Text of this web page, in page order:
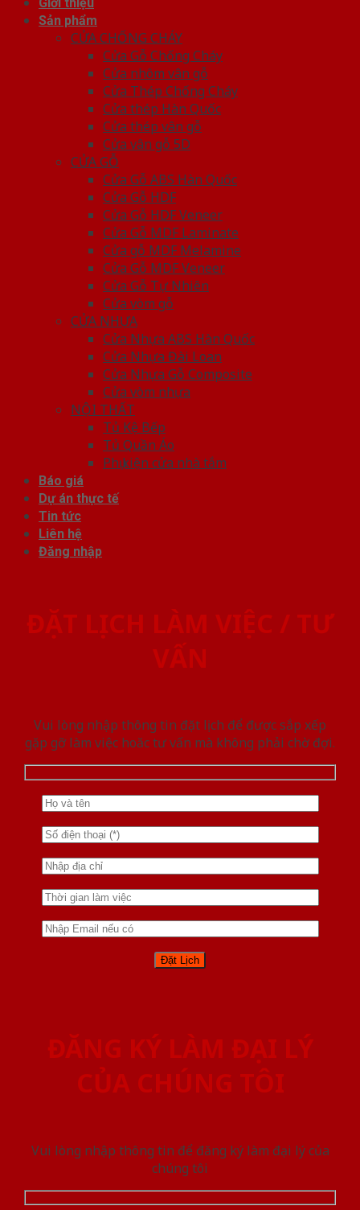
Sản phẩm
CỬA CHỐNG CHÁY
Cửa Gỗ Chống Cháy
Cửa nhôm vân gỗ
Cửa Thép Chống Cháy
Cửa thép Hàn Quốc
Cửa thép vân gỗ
Cửa vân gỗ 5D
CỬA GỖ
Cửa Gỗ ABS Hàn Quốc
Cửa Gỗ HDF
Cửa Gỗ HDF Veneer
Cửa Gỗ MDF Laminate
Cửa gỗ MDF Melamine
Cửa Gỗ MDF Veneer
Cửa Gỗ Tự Nhiên
Cửa vòm gỗ
CỬA NHỰA
Cửa Nhựa ABS Hàn Quốc
Cửa Nhựa Đài Loan
Cửa Nhựa Gỗ Composite
Cửa vòm nhựa
NỘI THẤT
Tủ Kệ Bếp
Tủ Quần Áo
Phụ kiện cửa nhà tắm
Báo giá
Dự án thực tế
Tin tức
Liên hệ
Đăng nhập
ĐẶT LỊCH LÀM VIỆC / TƯ
VẤN
Vui lòng nhập thông tin đặt lịch để được sắp xếp
gặp gỡ làm việc hoăc tư vấn mà không phải chờ đợi.
ĐĂNG KÝ LÀM ĐẠI LÝ
CỦA CHÚNG TÔI
Vui lòng nhập thông tin để đăng ký làm đại lý của
chúng tôi